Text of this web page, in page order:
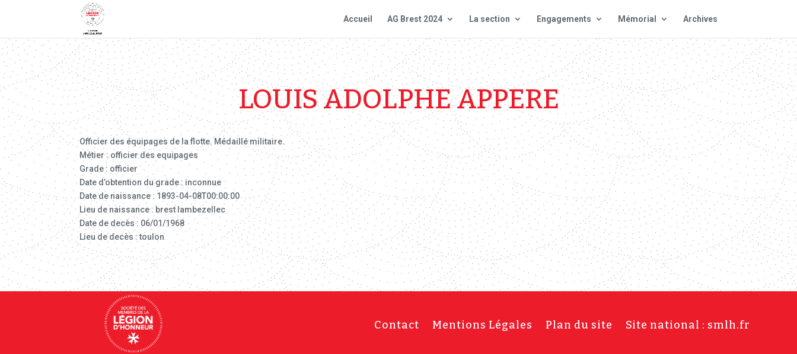
Accueil AG Brest 2024 La section Engagements Mémorial Archives
LOUIS ADOLPHE APPERE
Officier des équipages de la flotte. Médaillé militaire.
Métier : officier des equipages
Grade : officier
Date d’obtention du grade : inconnue
Date de naissance : 1893-04-08T00:00:00
Lieu de naissance : brest lambezellec
Date de decès : 06/01/1968
Lieu de decès : toulon
Contact Mentions Légales Plan du site Site national : smlh.fr